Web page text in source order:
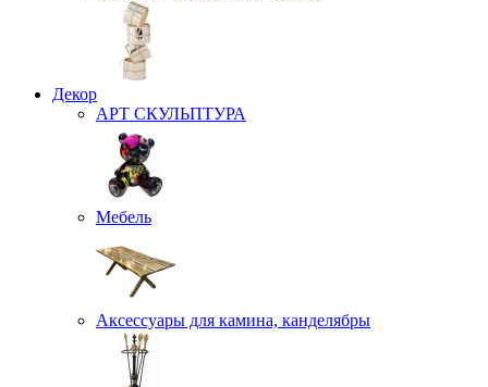
Декор
АРТ СКУЛЬПТУРА
Мебель
Аксессуары для камина, канделябры